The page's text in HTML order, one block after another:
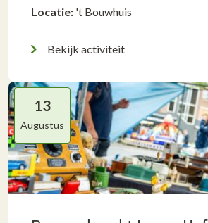
Locatie: 't Bouwhuis
Bekijk activiteit
13
Augustus